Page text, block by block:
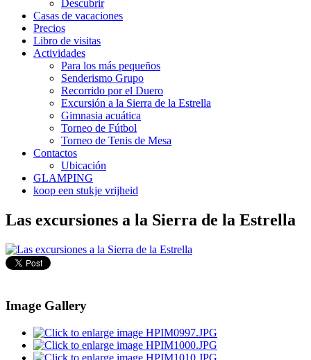
Descubrir
Casas de vacaciones
Precios
Libro de visitas
Actividades
Para los más pequeños
Senderismo Grupo
Recorrido por el Duero
Excursión a la Sierra de la Estrella
Gimnasia acuática
Torneo de Fútbol
Torneo de Tenis de Mesa
Contactos
Ubicación
GLAMPING
koop een stukje vrijheid
Las excursiones a la Sierra de la Estrella
Image Gallery